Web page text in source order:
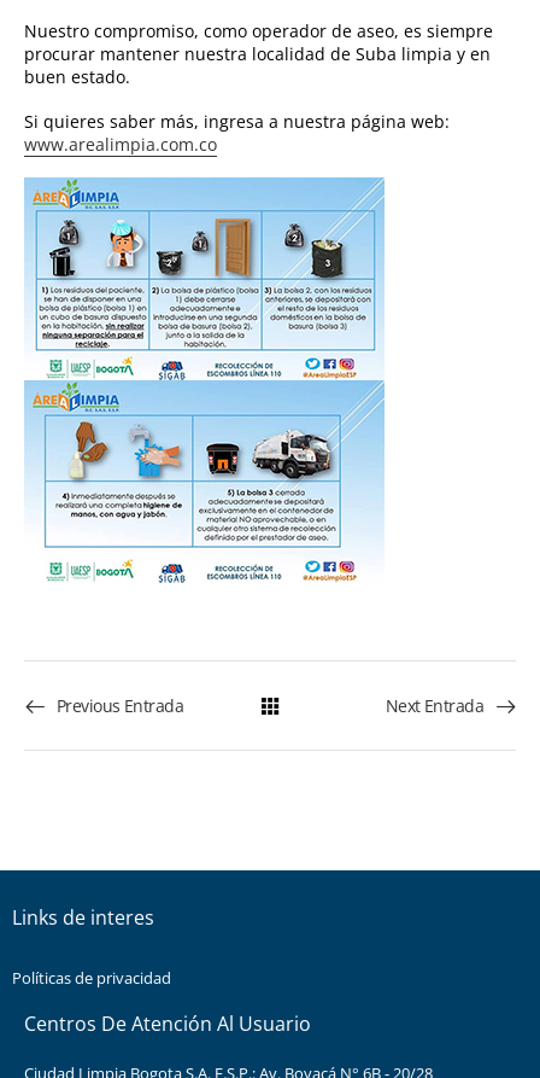
Nuestro compromiso, como operador de aseo, es siempre
procurar mantener nuestra localidad de Suba limpia y en
buen estado.
Si quieres saber más, ingresa a nuestra página web:
www.arealimpia.com.co
Previous Entrada Next Entrada
Links de interes
Políticas de privacidad
Centros De Atención Al Usuario
Ciudad Limpia Bogota S.A. E.S.P.: Av. Boyacá N° 6B - 20/28